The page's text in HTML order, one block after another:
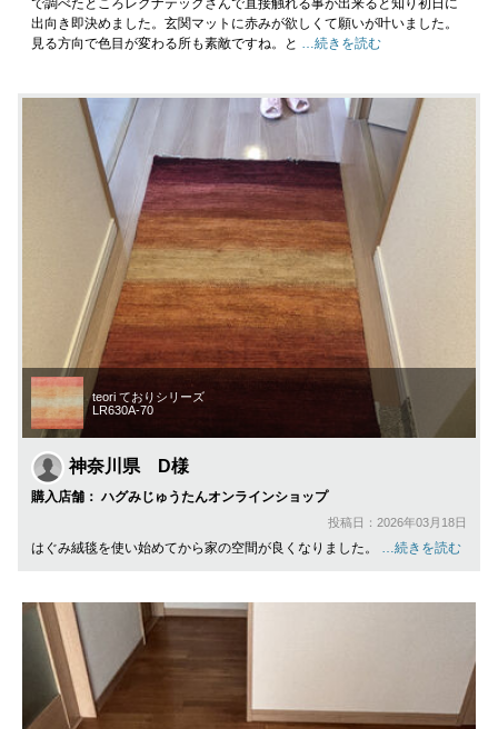
で調べたところレグナテックさんで直接触れる事が出来ると知り初日に
出向き即決めました。玄関マットに赤みが欲しくて願いが叶いました。
見る方向で色目が変わる所も素敵ですね。と …続きを読む
teori ておりシリーズ
LR630A-70
神奈川県 D様
購入店舗： ハグみじゅうたんオンラインショップ
投稿日：2026年03月18日
はぐみ絨毯を使い始めてから家の空間が良くなりました。 …続きを読む